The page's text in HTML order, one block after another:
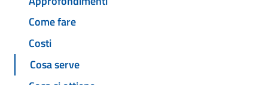
Come fare
Costi
Cosa serve